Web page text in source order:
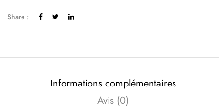
Share :
Informations complémentaires
Avis (0)